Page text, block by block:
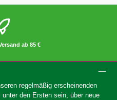
ab 85 €
regelmäßig erscheinenden
den Ersten sein, über neue